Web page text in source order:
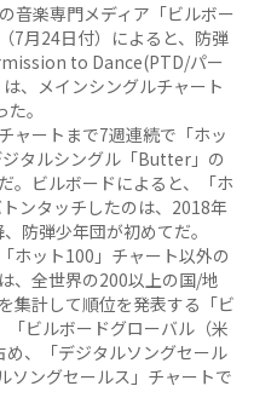
音楽専門メディア「ビルボー
7月24日付）によると、防弾
to Dance(PTD/パー
、メインシングルチャート
。
ャートまで7週連続で「ホッ
タルシングル「Butter」の
。ビルボードによると、「ホ
ンタッチしたのは、2018年
防弾少年団が初めてだ。
ホット100」チャート以外の
、全世界の200以上の国/地
集計して順位を発表する「ビ
ビルボードグローバル（米
、「デジタルソングセール
ソングセールス」チャートで